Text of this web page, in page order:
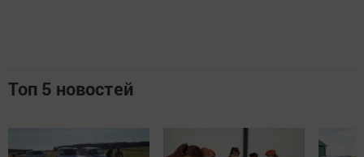
Топ 5 новостей